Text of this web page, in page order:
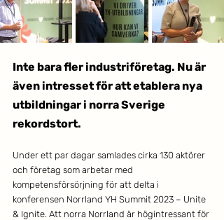
Inte bara fler industriföretag. Nu är
även intresset för att etablera nya
utbildningar i norra Sverige
rekordstort.
Under ett par dagar samlades cirka 130 aktörer
och företag som arbetar med
kompetensförsörjning för att delta i
konferensen Norrland YH Summit 2023 – Unite
& Ignite. Att norra Norrland är högintressant för